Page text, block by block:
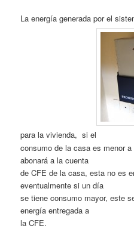
La energía generada por el
para la vivienda, si el
consumo de la casa es menor
abonará a la cuenta
de CFE de la casa, esta no es
eventualmente si un día
se tiene consumo mayor, este
energía entregada a
la CFE.